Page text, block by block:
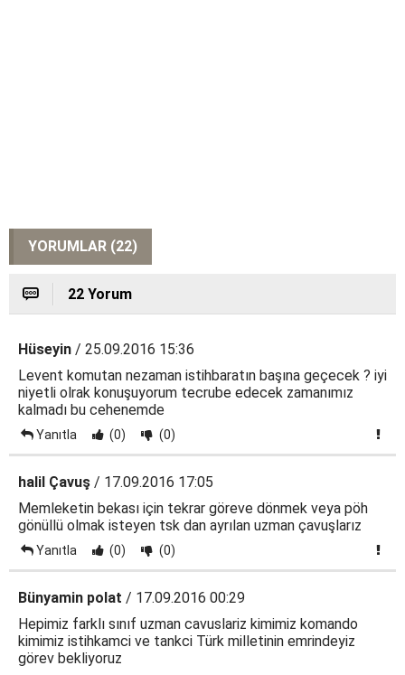
YORUMLAR (22)
22 Yorum
Hüseyin / 25.09.2016 15:36
Levent komutan nezaman istihbaratın başına geçecek ? iyi
niyetli olrak konuşuyorum tecrube edecek zamanımız
kalmadı bu cehenemde
Yanıtla (0) (0)
halil Çavuş / 17.09.2016 17:05
Memleketin bekası için tekrar göreve dönmek veya pöh
gönüllü olmak isteyen tsk dan ayrılan uzman çavuşlarız
Yanıtla (0) (0)
Bünyamin polat / 17.09.2016 00:29
Hepimiz farklı sınıf uzman cavuslariz kimimiz komando
kimimiz istihkamci ve tankci Türk milletinin emrindeyiz
görev bekliyoruz